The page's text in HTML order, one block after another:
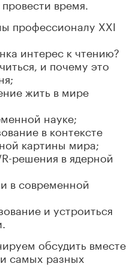
время.
профессионалу XXI
интерес к чтению?
и почему это
жить в мире
науке;
в контексте
картины мира;
решения в ядерной
в современной
и устроиться
обсудить вместе
самых разных